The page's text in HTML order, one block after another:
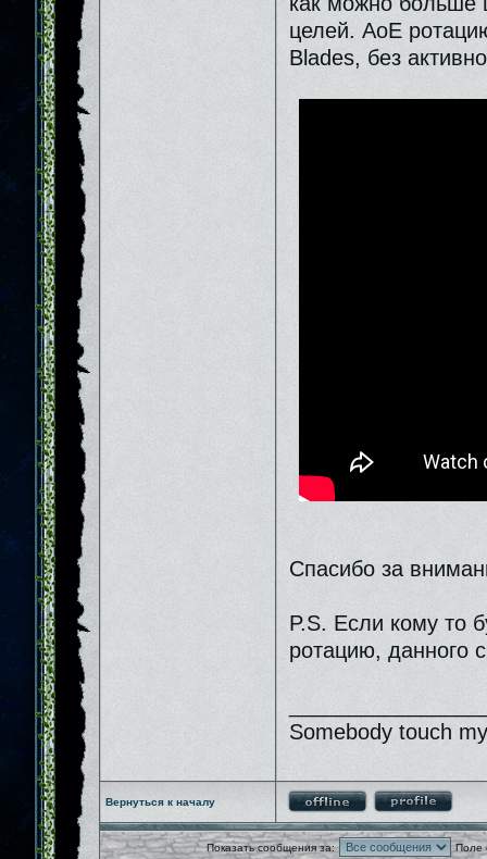
целей. АоЕ
Blades, без
Спасибо за
P.S. Если кому то
ротацию, данного
Somebody touch
Вернуться к началу
Показать сообщения за: Поле